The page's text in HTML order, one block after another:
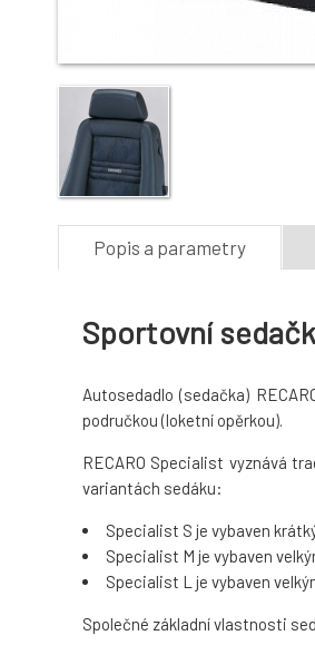
Popis a parametry
Sportovní
Autosedadlo (sedačka)
područkou (loketní opěrkou).
RECARO Specialist vyznává
variantách sedáku:
Specialist S je vybaven
Specialist M je vybaven
Specialist L je vybaven
Společné základní vlastnosti